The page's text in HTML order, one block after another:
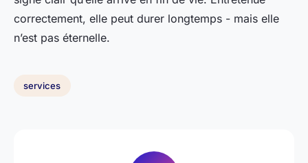
correctement, elle peut durer longtemps - mais elle
n’est pas éternelle.
services